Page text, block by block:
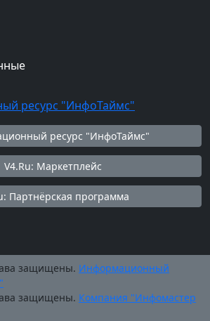
ресурс "ИнфоТаймс"
V4.Ru: Маркетплейс
Партнёрская программа
защищены. Информационный
защищены. Компания "Инфомастер